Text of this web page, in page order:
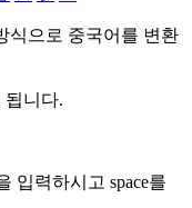
식으로 중국어를 변환
됩니다.
입력하시고 space를